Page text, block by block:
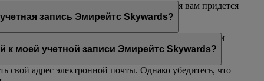
текущий адрес. Но после этого изменения вам придется
запись Эмирейтс Skywards?
почты уже используется другим участником
с намидля получения дальнейшей помощи.
к моей учетной записи Эмирейтс Skywards?
свой адрес электронной почты. Однако убедитесь, что